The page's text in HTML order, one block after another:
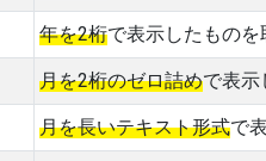
年を2桁で表示したものを
月を2桁のゼロ詰めで表示
月を長いテキスト形式で